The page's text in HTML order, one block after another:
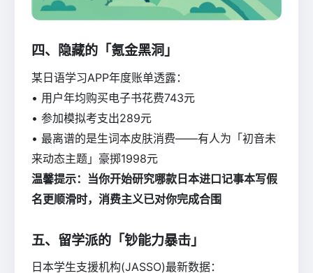
四、隐藏的「氪金黑洞」
某日语学习APP年度账单透露：
• 用户年均购买电子书花费743元
• 参加模拟考支出289元
• 最离谱的是生词本皮肤消费——有人为「初音未
来动态主题」豪掷1998元
温馨提示：当你开始研究哪款日本进口记事本写假
名更顺滑时，消费主义已对你完成合围
五、留学派的「钞能力暴击」
日本学生支援机构(JASSO)最新数据：